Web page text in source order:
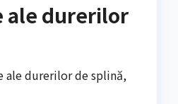
ale durerilor
ale durerilor de splină,